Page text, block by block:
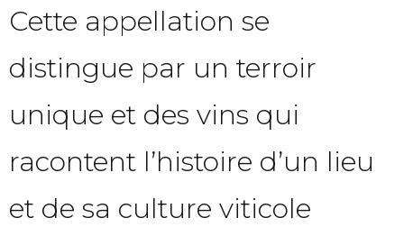
Cette appellation se
distingue par un terroir
unique et des vins qui
racontent l’histoire d’un lieu
et de sa culture viticole